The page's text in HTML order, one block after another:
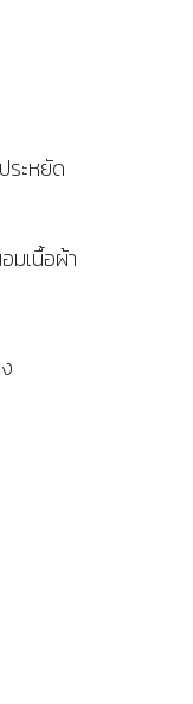
ระหยัด
มเนื้อผ้า